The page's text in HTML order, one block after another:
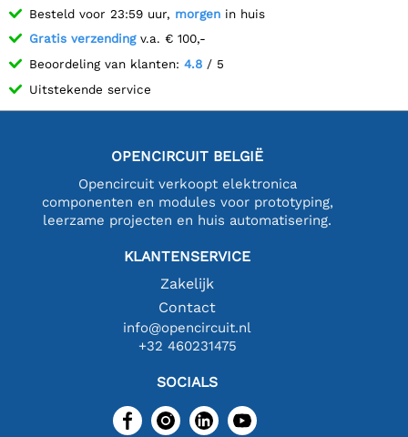
Besteld voor 23:59 uur, morgen in huis
Gratis verzendingv.a. € 100,-
Beoordeling van klanten: 4.8 / 5
Uitstekende service
OPENCIRCUIT BELGIË
Opencircuit verkoopt elektronica
componenten en modules voor prototyping,
leerzame projecten en huis automatisering.
KLANTENSERVICE
Zakelijk
Contact
info@opencircuit.nl
+32 460231475
SOCIALS